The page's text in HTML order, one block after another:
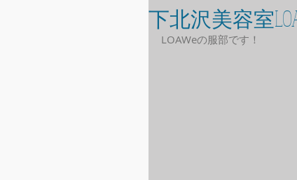
下北沢美容室
LOAWeの服部です！